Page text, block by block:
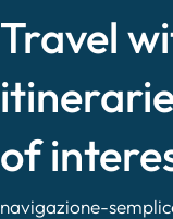
Travel
of
navigazione-